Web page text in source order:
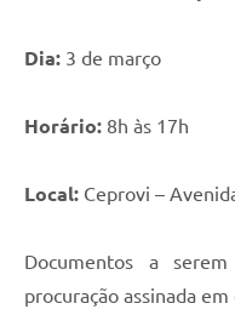
Dia: 3 de março
Horário: 8h às 17h
Local: Ceprovi –
Documentos a
procuração assinada